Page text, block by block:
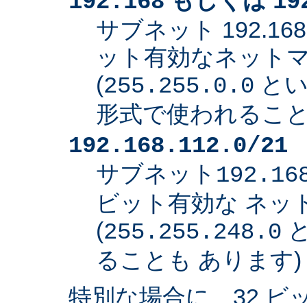
サブネット
ット有効なネット
(255.255.0.0 と
形式で使われるこ
192.168.112.0/21
サブネット
ビット有効な ネッ
(255.255.248.0
ることも あります)
特別な場合に、32 ビ